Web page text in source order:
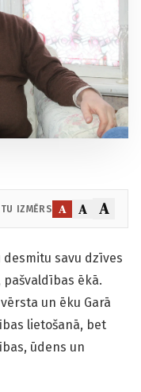
IZMĒRS A A A
savu dzīves
pašvaldības ēkā.
un ēku Garā
lietošanā, bet
ūdens un